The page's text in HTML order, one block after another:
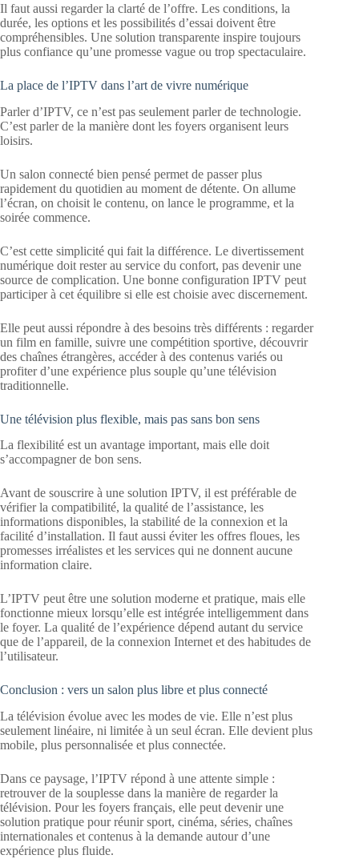
Il faut aussi regarder la clarté de l’offre. Les conditions, la
durée, les options et les possibilités d’essai doivent être
compréhensibles. Une solution transparente inspire toujours
plus confiance qu’une promesse vague ou trop spectaculaire.
La place de l’IPTV dans l’art de vivre numérique
Parler d’IPTV, ce n’est pas seulement parler de technologie.
C’est parler de la manière dont les foyers organisent leurs
loisirs.
Un salon connecté bien pensé permet de passer plus
rapidement du quotidien au moment de détente. On allume
l’écran, on choisit le contenu, on lance le programme, et la
soirée commence.
C’est cette simplicité qui fait la différence. Le divertissement
numérique doit rester au service du confort, pas devenir une
source de complication. Une bonne configuration IPTV peut
participer à cet équilibre si elle est choisie avec discernement.
Elle peut aussi répondre à des besoins très différents : regarder
un film en famille, suivre une compétition sportive, découvrir
des chaînes étrangères, accéder à des contenus variés ou
profiter d’une expérience plus souple qu’une télévision
traditionnelle.
Une télévision plus flexible, mais pas sans bon sens
La flexibilité est un avantage important, mais elle doit
s’accompagner de bon sens.
Avant de souscrire à une solution IPTV, il est préférable de
vérifier la compatibilité, la qualité de l’assistance, les
informations disponibles, la stabilité de la connexion et la
facilité d’installation. Il faut aussi éviter les offres floues, les
promesses irréalistes et les services qui ne donnent aucune
information claire.
L’IPTV peut être une solution moderne et pratique, mais elle
fonctionne mieux lorsqu’elle est intégrée intelligemment dans
le foyer. La qualité de l’expérience dépend autant du service
que de l’appareil, de la connexion Internet et des habitudes de
l’utilisateur.
Conclusion : vers un salon plus libre et plus connecté
La télévision évolue avec les modes de vie. Elle n’est plus
seulement linéaire, ni limitée à un seul écran. Elle devient plus
mobile, plus personnalisée et plus connectée.
Dans ce paysage, l’IPTV répond à une attente simple :
retrouver de la souplesse dans la manière de regarder la
télévision. Pour les foyers français, elle peut devenir une
solution pratique pour réunir sport, cinéma, séries, chaînes
internationales et contenus à la demande autour d’une
expérience plus fluide.